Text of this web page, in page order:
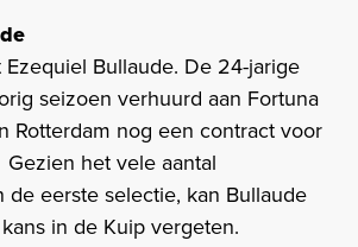
Bullaude. De 24-jarige
seizoen verhuurd aan Fortuna
Rotterdam nog een contract voor
het vele aantal
de eerste selectie, kan Bullaude
in de Kuip vergeten.